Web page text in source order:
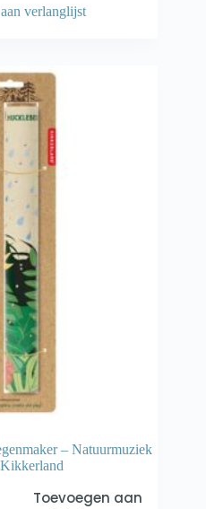
verlanglijst
– Natuurmuziek
Toevoegen aan